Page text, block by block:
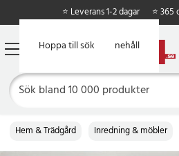
Hoppa till huvudinnehåll
Hoppa till sök
⭐ Leverans 1-2 dagar ⭐
Hem & Trädgård Inredning & möbler